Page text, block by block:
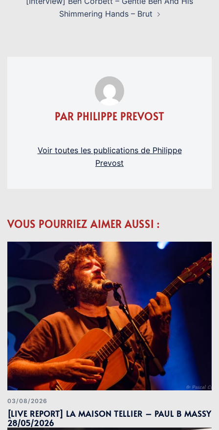
Shimmering Hands – Brut
PAR PHILIPPE PREVOST
Voir toutes les publications de Philippe
Prevost
VOUS POURRIEZ AIMER AUSSI :
03/08/2026
[LIVE REPORT] LA MAISON TELLIER – PAUL B MASSY
28/05/2026